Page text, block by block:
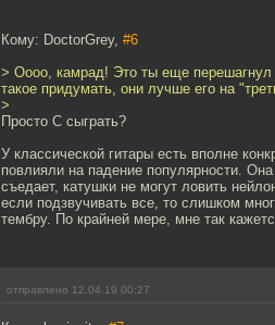
Кому: DoctorGrey, #6
> Оооо, камрад! Это ты еще перешагнул
такое придумать, они лучше его на
>
Просто С сыграть?
У классической гитары есть вполне
повлияли на падение популярности.
съедает, катушки не могут ловить
если подзвучивать все, то слишком
тембру. По крайней мере, мне так
отправлено 12.04.19 00:27